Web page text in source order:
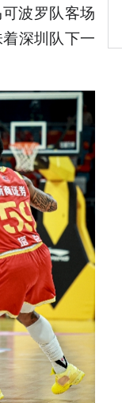
波罗队客场
深圳队下一